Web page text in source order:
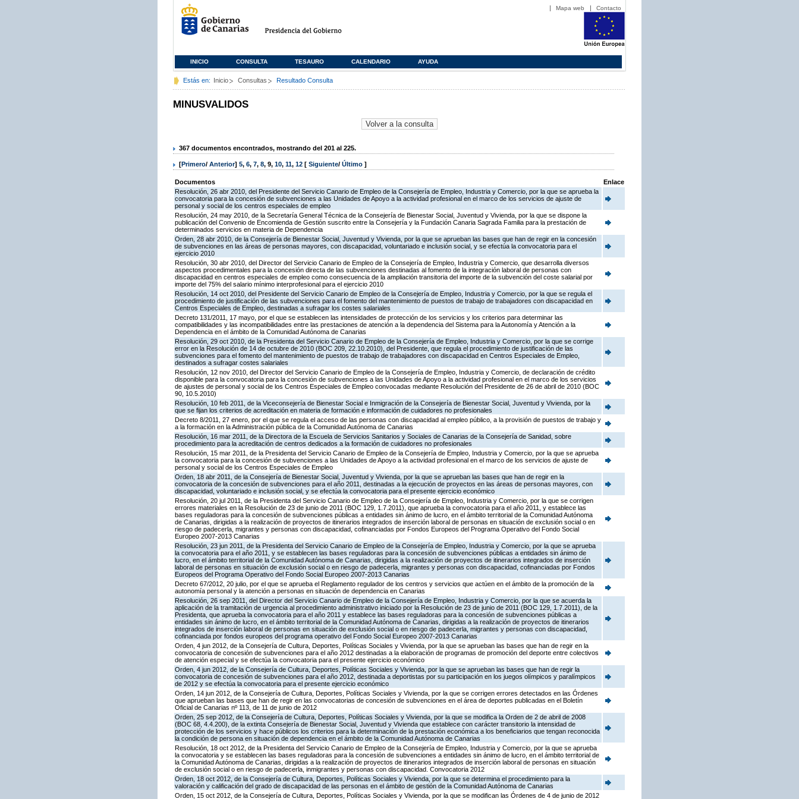
Mapa web Contacto
INICIO CONSULTA TESAURO CALENDARIO AYUDA
Estás en: Inicio Consultas Resultado Consulta
MINUSVALIDOS
367 documentos encontrados, mostrando del 201 al 225.
[Primero/ Anterior] 5, 6, 7, 8, 9, 10, 11, 12 [ Siguiente/ Último ]
Documentos
Enlace
Resolución, 26 abr 2010, del Presidente del Servicio Canario de Empleo de la Consejería de Empleo, Industria y Comercio, por la que se aprueba la
convocatoria para la concesión de subvenciones a las Unidades de Apoyo a la actividad profesional en el marco de los servicios de ajuste de
personal y social de los centros especiales de empleo
Resolución, 24 may 2010, de la Secretaría General Técnica de la Consejería de Bienestar Social, Juventud y Vivienda, por la que se dispone la
publicación del Convenio de Encomienda de Gestión suscrito entre la Consejería y la Fundación Canaria Sagrada Familia para la prestación de
determinados servicios en materia de Dependencia
Orden, 28 abr 2010, de la Consejería de Bienestar Social, Juventud y Vivienda, por la que se aprueban las bases que han de regir en la concesión
de subvenciones en las áreas de personas mayores, con discapacidad, voluntariado e inclusión social, y se efectúa la convocatoria para el
ejercicio 2010
Resolución, 30 abr 2010, del Director del Servicio Canario de Empleo de la Consejería de Empleo, Industria y Comercio, que desarrolla diversos
aspectos procedimentales para la concesión directa de las subvenciones destinadas al fomento de la integración laboral de personas con
discapacidad en centros especiales de empleo como consecuencia de la ampliación transitoria del importe de la subvención del coste salarial por
importe del 75% del salario mínimo interprofesional para el ejercicio 2010
Resolución, 14 oct 2010, del Presidente del Servicio Canario de Empleo de la Consejería de Empleo, Industria y Comercio, por la que se regula el
procedimiento de justificación de las subvenciones para el fomento del mantenimiento de puestos de trabajo de trabajadores con discapacidad en
Centros Especiales de Empleo, destinadas a sufragar los costes salariales
Decreto 131/2011, 17 mayo, por el que se establecen las intensidades de protección de los servicios y los criterios para determinar las
compatibilidades y las incompatibilidades entre las prestaciones de atención a la dependencia del Sistema para la Autonomía y Atención a la
Dependencia en el ámbito de la Comunidad Autónoma de Canarias
Resolución, 29 oct 2010, de la Presidenta del Servicio Canario de Empleo de la Consejería de Empleo, Industria y Comercio, por la que se corrige
error en la Resolución de 14 de octubre de 2010 (BOC 209, 22.10.2010), del Presidente, que regula el procedimiento de justificación de las
subvenciones para el fomento del mantenimiento de puestos de trabajo de trabajadores con discapacidad en Centros Especiales de Empleo,
destinados a sufragar costes salariales
Resolución, 12 nov 2010, del Director del Servicio Canario de Empleo de la Consejería de Empleo, Industria y Comercio, de declaración de crédito
disponible para la convocatoria para la concesión de subvenciones a las Unidades de Apoyo a la actividad profesional en el marco de los servicios
de ajustes de personal y social de los Centros Especiales de Empleo convocadas mediante Resolución del Presidente de 26 de abril de 2010 (BOC
90, 10.5.2010)
Resolución, 10 feb 2011, de la Viceconsejería de Bienestar Social e Inmigración de la Consejería de Bienestar Social, Juventud y Vivienda, por la
que se fijan los criterios de acreditación en materia de formación e información de cuidadores no profesionales
Decreto 8/2011, 27 enero, por el que se regula el acceso de las personas con discapacidad al empleo público, a la provisión de puestos de trabajo y
a la formación en la Administración pública de la Comunidad Autónoma de Canarias
Resolución, 16 mar 2011, de la Directora de la Escuela de Servicios Sanitarios y Sociales de Canarias de la Consejería de Sanidad, sobre
procedimiento para la acreditación de centros dedicados a la formación de cuidadores no profesionales
Resolución, 15 mar 2011, de la Presidenta del Servicio Canario de Empleo de la Consejería de Empleo, Industria y Comercio, por la que se aprueba
la convocatoria para la concesión de subvenciones a las Unidades de Apoyo a la actividad profesional en el marco de los servicios de ajuste de
personal y social de los Centros Especiales de Empleo
Orden, 18 abr 2011, de la Consejería de Bienestar Social, Juventud y Vivienda, por la que se aprueban las bases que han de regir en la
convocatoria de la concesión de subvenciones para el año 2011, destinadas a la ejecución de proyectos en las áreas de personas mayores, con
discapacidad, voluntariado e inclusión social, y se efectúa la convocatoria para el presente ejercicio económico
Resolución, 20 jul 2011, de la Presidenta del Servicio Canario de Empleo de la Consejería de Empleo, Industria y Comercio, por la que se corrigen
errores materiales en la Resolución de 23 de junio de 2011 (BOC 129, 1.7.2011), que aprueba la convocatoria para el año 2011, y establece las
bases reguladoras para la concesión de subvenciones públicas a entidades sin ánimo de lucro, en el ámbito territorial de la Comunidad Autónoma
de Canarias, dirigidas a la realización de proyectos de itinerarios integrados de inserción laboral de personas en situación de exclusión social o en
riesgo de padecerla, migrantes y personas con discapacidad, cofinanciadas por Fondos Europeos del Programa Operativo del Fondo Social
Europeo 2007-2013 Canarias
Resolución, 23 jun 2011, de la Presidenta del Servicio Canario de Empleo de la Consejería de Empleo, Industria y Comercio, por la que se aprueba
la convocatoria para el año 2011, y se establecen las bases reguladoras para la concesión de subvenciones públicas a entidades sin ánimo de
lucro, en el ámbito territorial de la Comunidad Autónoma de Canarias, dirigidas a la realización de proyectos de itinerarios integrados de inserción
laboral de personas en situación de exclusión social o en riesgo de padecerla, migrantes y personas con discapacidad, cofinanciadas por Fondos
Europeos del Programa Operativo del Fondo Social Europeo 2007-2013 Canarias
Decreto 67/2012, 20 julio, por el que se aprueba el Reglamento regulador de los centros y servicios que actúen en el ámbito de la promoción de la
autonomía personal y la atención a personas en situación de dependencia en Canarias
Resolución, 26 sep 2011, del Director del Servicio Canario de Empleo de la Consejería de Empleo, Industria y Comercio, por la que se acuerda la
aplicación de la tramitación de urgencia al procedimiento administrativo iniciado por la Resolución de 23 de junio de 2011 (BOC 129, 1.7.2011), de la
Presidenta, que aprueba la convocatoria para el año 2011 y establece las bases reguladoras para la concesión de subvenciones públicas a
entidades sin ánimo de lucro, en el ámbito territorial de la Comunidad Autónoma de Canarias, dirigidas a la realización de proyectos de itinerarios
integrados de inserción laboral de personas en situación de exclusión social o en riesgo de padecerla, migrantes y personas con discapacidad,
cofinanciada por fondos europeos del programa operativo del Fondo Social Europeo 2007-2013 Canarias
Orden, 4 jun 2012, de la Consejería de Cultura, Deportes, Políticas Sociales y Vivienda, por la que se aprueban las bases que han de regir en la
convocatoria de concesión de subvenciones para el año 2012 destinadas a la elaboración de programas de promoción del deporte entre colectivos
de atención especial y se efectúa la convocatoria para el presente ejercicio económico
Orden, 4 jun 2012, de la Consejería de Cultura, Deportes, Políticas Sociales y Vivienda, por la que se aprueban las bases que han de regir la
convocatoria de concesión de subvenciones para el año 2012, destinada a deportistas por su participación en los juegos olímpicos y paralímpicos
de 2012 y se efectúa la convocatoria para el presente ejercicio económico
Orden, 14 jun 2012, de la Consejería de Cultura, Deportes, Políticas Sociales y Vivienda, por la que se corrigen errores detectados en las Órdenes
que aprueban las bases que han de regir en las convocatorias de concesión de subvenciones en el área de deportes publicadas en el Boletín
Oficial de Canarias nº 113, de 11 de junio de 2012
Orden, 25 sep 2012, de la Consejería de Cultura, Deportes, Políticas Sociales y Vivienda, por la que se modifica la Orden de 2 de abril de 2008
(BOC 68, 4.4.200), de la extinta Consejería de Bienestar Social, Juventud y Vivienda que establece con carácter transitorio la intensidad de
protección de los servicios y hace públicos los criterios para la determinación de la prestación económica a los beneficiarios que tengan reconocida
la condición de persona en situación de dependencia en el ámbito de la Comunidad Autónoma de Canarias
Resolución, 18 oct 2012, de la Presidenta del Servicio Canario de Empleo de la Consejería de Empleo, Industria y Comercio, por la que se aprueba
la convocatoria y se establecen las bases reguladoras para la concesión de subvenciones a entidades sin ánimo de lucro, en el ámbito territorial de
la Comunidad Autónoma de Canarias, dirigidas a la realización de proyectos de itinerarios integrados de inserción laboral de personas en situación
de exclusión social o en riesgo de padecerla, inmigrantes y personas con discapacidad. Convocatoria 2012
Orden, 18 oct 2012, de la Consejería de Cultura, Deportes, Políticas Sociales y Vivienda, por la que se determina el procedimiento para la
valoración y calificación del grado de discapacidad de las personas en el ámbito de gestión de la Comunidad Autónoma de Canarias
Orden, 15 oct 2012, de la Consejería de Cultura, Deportes, Políticas Sociales y Vivienda, por la que se modifican las Órdenes de 4 de junio de 2012